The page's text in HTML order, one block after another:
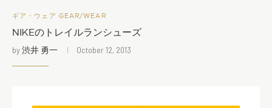
ギア・ウェア GEAR/WEAR
NIKEのトレイルランシューズ
by渋井 勇一 October 12, 2013